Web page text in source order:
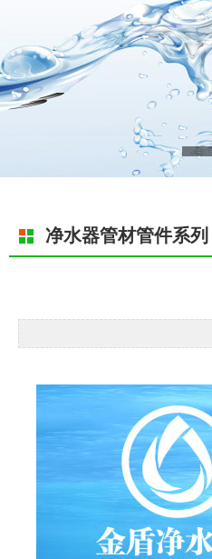
净水器管材管件系列